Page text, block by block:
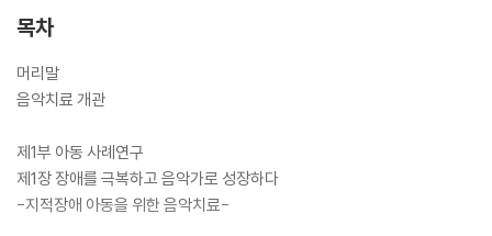
목차
머리말
음악치료 개관
제1부 아동 사례연구
제1장 장애를 극복하고 음악가로 성장하다
-지적장애 아동을 위한 음악치료-